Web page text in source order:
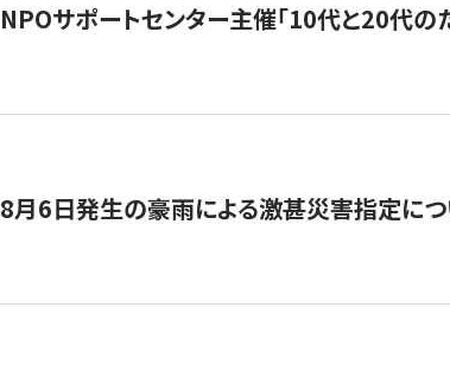
NPOサポートセンター主催「10代と20代の
8月6日発生の豪雨による激甚災害指定につ